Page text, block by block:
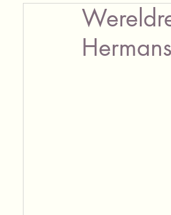
Sprookjes Young Adult
Hermans